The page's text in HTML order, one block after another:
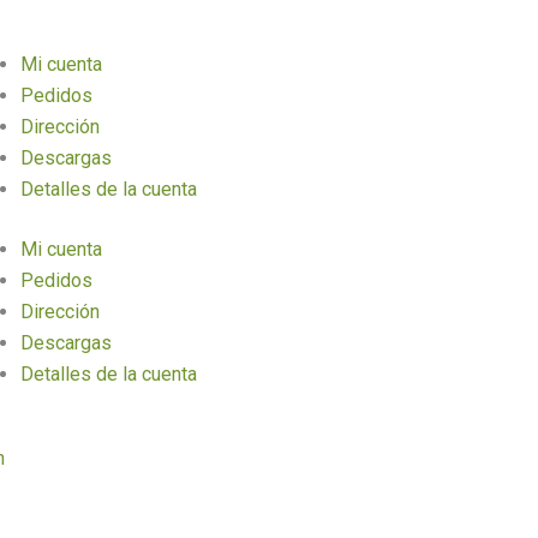
Mi cuenta
Pedidos
Dirección
Descargas
Detalles de la cuenta
Mi cuenta
Pedidos
Dirección
Descargas
Detalles de la cuenta